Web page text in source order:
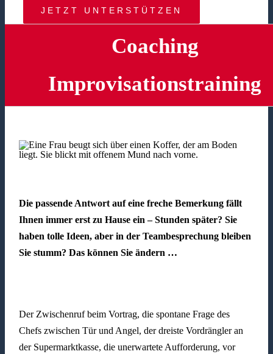
JETZT UNTERSTÜTZEN
Coaching
Improvisationstraining
Die passende Antwort auf eine freche Bemerkung fällt
Ihnen immer erst zu Hause ein – Stunden später? Sie
haben tolle Ideen, aber in der Teambesprechung bleiben
Sie stumm? Das können Sie ändern …
Der Zwischenruf beim Vortrag, die spontane Frage des
Chefs zwischen Tür und Angel, der dreiste Vordrängler an
der Supermarktkasse, die unerwartete Aufforderung, vor